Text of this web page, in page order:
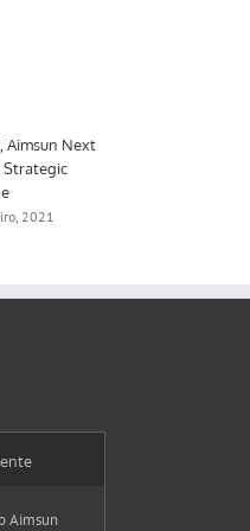
Aimsun Next
Strategic
2021
Aimsun